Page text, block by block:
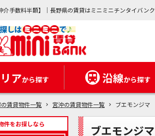
介手数料半額】｜長野県の賃貸はミニミニチンタイバンク
アから探す 沿線から探す
賃貸物件一覧 宮沖の賃貸物件一覧 ブエモンジマ
件をお探しなら ブエモンジマ